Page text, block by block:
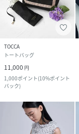
TOCCA
トートバッグ
11,000 円
1,000ポイント(10%ポイント
バック)